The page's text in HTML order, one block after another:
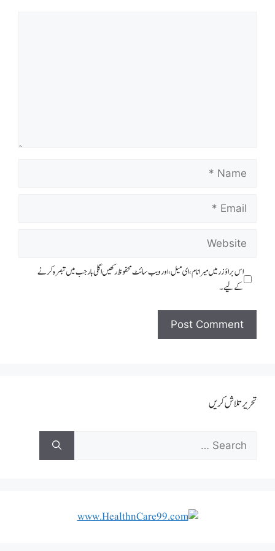
اس براؤزر میں میرا نام، ای میل، اور ویب سائٹ محفوظ رکھیں اگلی بار جب میں تبصرہ کرنے
کےلیے۔
تحریر تلاش کریں